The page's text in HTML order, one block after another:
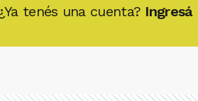
tenés una cuenta? Ingresá